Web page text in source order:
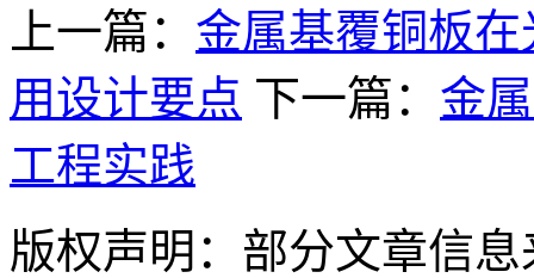
上一篇： 金属基覆铜板
用设计要点 下一篇： 金
工程实践
版权声明：部分文章信